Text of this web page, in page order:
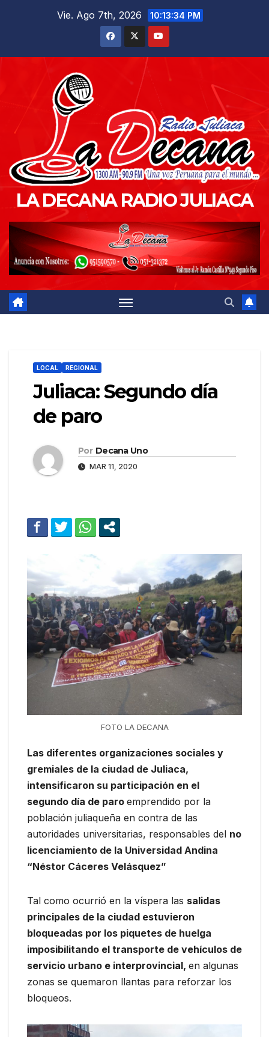
Vie. Ago 7th, 2026 10:13:35 PM
LA DECANA RADIO JULIACA
LOCAL REGIONAL
Juliaca: Segundo día
de paro
Por Decana Uno
MAR 11, 2020
FOTO LA DECANA
Las diferentes organizaciones sociales y
gremiales de la ciudad de Juliaca,
intensificaron su participación en el
segundo día de paro emprendido por la
población juliaqueña en contra de las
autoridades universitarias, responsables del no
licenciamiento de la Universidad Andina
“Néstor Cáceres Velásquez”
Tal como ocurrió en la víspera las salidas
principales de la ciudad estuvieron
bloqueadas por los piquetes de huelga
imposibilitando el transporte de vehículos de
servicio urbano e interprovincial, en algunas
zonas se quemaron llantas para reforzar los
bloqueos.